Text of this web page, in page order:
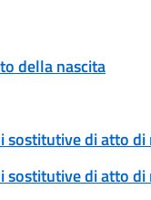
della nascita
sostitutive di atto
sostitutive di atto